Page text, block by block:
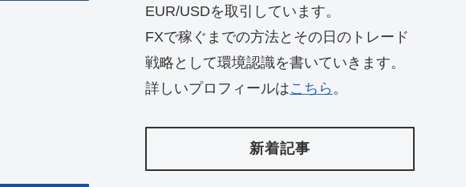
EUR/USDを取引しています。
FXで稼ぐまでの方法とその日のトレード
戦略として環境認識を書いていきます。
詳しいプロフィールはこちら 。
新着記事